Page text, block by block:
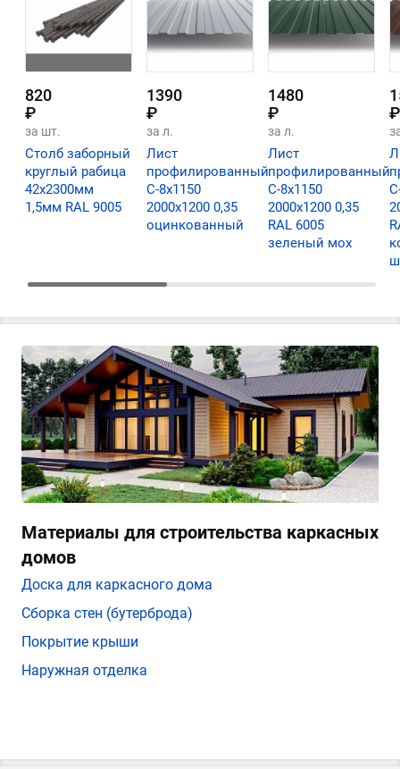
820
₽
за шт.
Столб заборный
круглый рабица
42х2300мм
1,5мм RAL 9005
1390
₽
за л.
Лист
профилированный
С-8х1150
2000х1200 0,35
оцинкованный
1480
₽
за л.
Лист
профилированный
С-8х1150
2000х1200 0,35
RAL 6005
зеленый мох
₽
Материалы для строительства каркасных
домов
Доска для каркасного дома
Сборка стен (бутерброда)
Покрытие крыши
Наружная отделка